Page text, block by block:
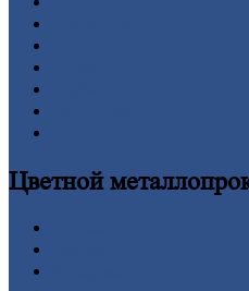
Цветной